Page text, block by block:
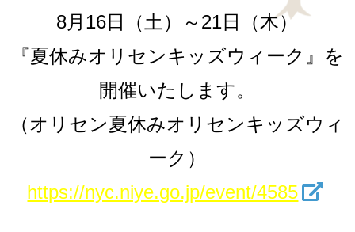
8月16日（土）～21日（木）
『夏休みオリセンキッズウィーク』を
開催いたします。
（オリセン夏休みオリセンキッズウィ
ーク）
https://nyc.niye.go.jp/event/4585